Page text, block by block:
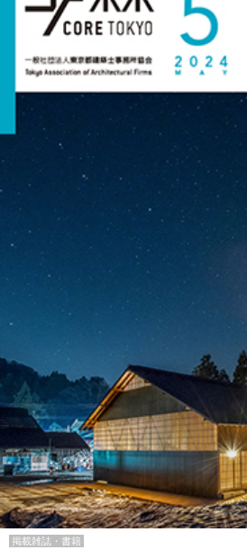
掲載雑誌・書籍